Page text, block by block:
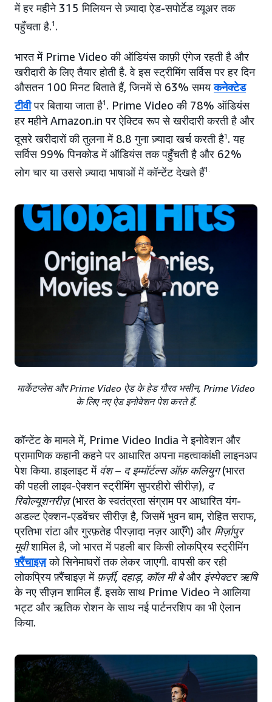
में हर महीने 315 मिलियन से ज़्यादा ऐड-सपोर्टेड व्यूअर तक
पहुँचता है.1 .
भारत में Prime Video की ऑडियंस काफ़ी एंगेज रहती है और
खरीदारी के लिए तैयार होती है. वे इस स्ट्रीमिंग सर्विस पर हर दिन
औसतन 100 मिनट बिताते हैं, जिनमें से 63% समयकनेक्टेड
टीवीपर बिताया जाता है1 . Prime Video की 78% ऑडियंस
हर महीने Amazon.in पर ऐक्टिव रूप से खरीदारी करती है और
दूसरे खरीदारों की तुलना में 8.8 गुना ज़्यादा खर्च करती है1 . यह
सर्विस 99% पिनकोड में ऑडियंस तक पहुँचती है और 62%
लोग चार या उससे ज़्यादा भाषाओं में कॉन्टेंट देखते हैं1.
मार्केटप्लेस और Prime Video ऐड के हेड गौरव भसीन, Prime Video
के लिए नए ऐड इनोवेशन पेश करते हैं.
कॉन्टेंट के मामले में, Prime Video India ने इनोवेशन और
प्रामाणिक कहानी कहने पर आधारित अपना महत्वाकांक्षी लाइनअप
पेश किया. हाइलाइट में वंश – द इम्मॉर्टल्स ऑफ़ कलियुग(भारत
की पहली लाइव-ऐक्शन स्ट्रीमिंग सुपरहीरो सीरीज़), द
रिवोल्यूशनरीज़(भारत के स्वतंत्रता संग्राम पर आधारित यंग-
अडल्ट ऐक्शन-एडवेंचर सीरीज़ है, जिसमें भुवन बाम, रोहित सराफ,
प्रतिभा रांटा और गुरफ़तेह पीरज़ादा नज़र आएँगे) और मिर्ज़ापुर
मूवीशामिल है, जो भारत में पहली बार किसी लोकप्रिय स्ट्रीमिंग
फ़्रैंचाइज़को सिनेमाघरों तक लेकर जाएगी. वापसी कर रही
लोकप्रिय फ़्रैंचाइज़ में फ़र्ज़ी, दहाड़, कॉल मी बेऔर इंस्पेक्टर ऋषि
के नए सीज़न शामिल हैं. इसके साथ Prime Video ने आलिया
भट्ट और ऋतिक रोशन के साथ नई पार्टनरशिप का भी ऐलान
किया.